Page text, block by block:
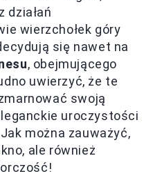
działań
wierzchołek góry
się nawet na
, obejmującego
uwierzyć, że te
swoją
uroczystości
można zauważyć,
ale również